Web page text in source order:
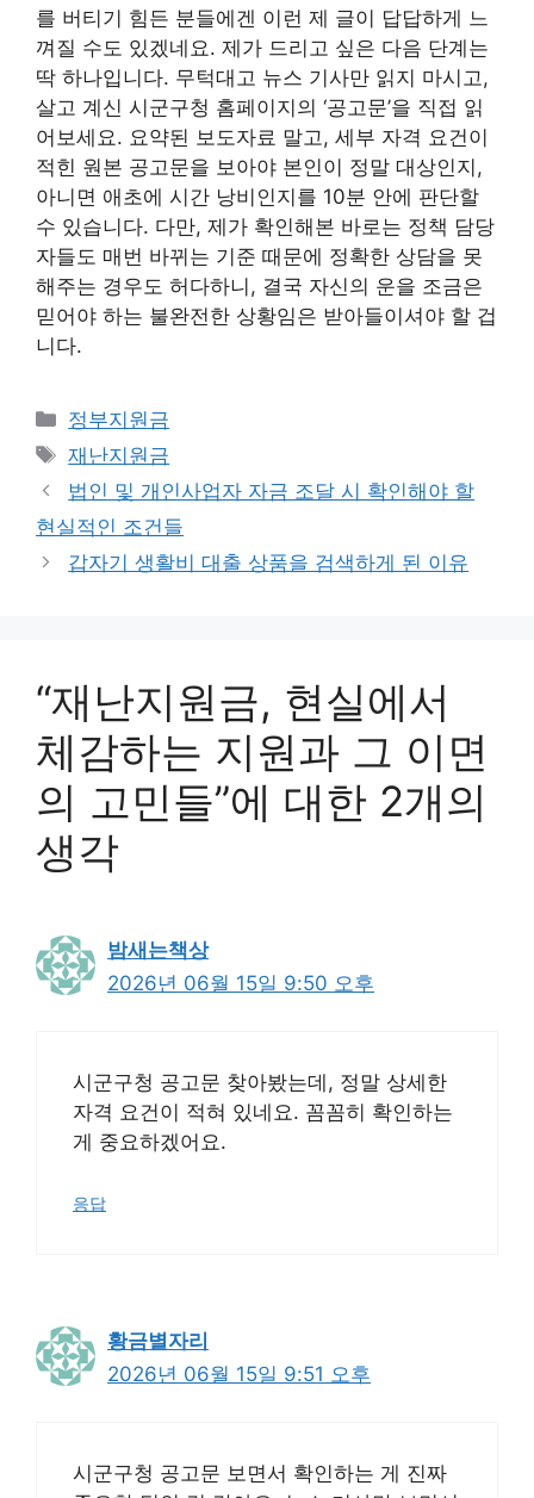
를 버티기 힘든 분들에겐 이런 제 글이 답답하게 느
껴질 수도 있겠네요. 제가 드리고 싶은 다음 단계는
딱 하나입니다. 무턱대고 뉴스 기사만 읽지 마시고,
살고 계신 시군구청 홈페이지의 ‘공고문’을 직접 읽
어보세요. 요약된 보도자료 말고, 세부 자격 요건이
적힌 원본 공고문을 보아야 본인이 정말 대상인지,
아니면 애초에 시간 낭비인지를 10분 안에 판단할
수 있습니다. 다만, 제가 확인해본 바로는 정책 담당
자들도 매번 바뀌는 기준 때문에 정확한 상담을 못
해주는 경우도 허다하니, 결국 자신의 운을 조금은
믿어야 하는 불완전한 상황임은 받아들이셔야 할 겁
니다.
카
테
고
리
정부지원금
태
그
재난지원금
법인 및 개인사업자 자금 조달 시 확인해야 할
현실적인 조건들
갑자기 생활비 대출 상품을 검색하게 된 이유
“재난지원금, 현실에서
체감하는 지원과 그 이면
의 고민들”에 대한 2개의
생각
밤새는책상
2026년 06월 15일 9:50 오후
시군구청 공고문 찾아봤는데, 정말 상세한
자격 요건이 적혀 있네요. 꼼꼼히 확인하는
게 중요하겠어요.
응답
황금별자리
2026년 06월 15일 9:51 오후
시군구청 공고문 보면서 확인하는 게 진짜